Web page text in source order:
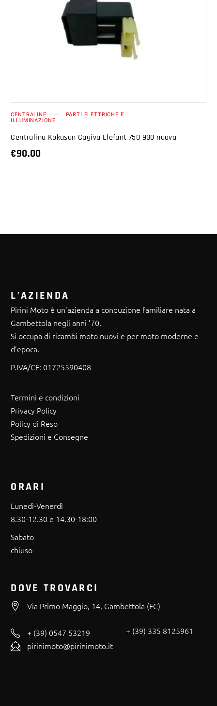
AGGIUNGI AL CARRELLO
CENTRALINE PARTI ELETTRICHE E
ILLUMINAZIONE
Centralina Kokusan Cagiva Elefant 750 900 nuova
€90.00
L’AZIENDA
Pirini Moto è un’azienda a conduzione familiare nata a
Gambettola negli anni ’70.
Si occupa di ricambi moto nuovi e per moto moderne e
d’epoca.
P.IVA/CF: 01725590408
Termini e condizioni
Privacy Policy
Policy di Reso
Spedizioni e Consegne
ORARI
Lunedì-Venerdì
8.30-12.30 e 14.30-18:00
Sabato
chiuso
DOVE TROVARCI
Via Primo Maggio, 14, Gambettola (FC)
+ (39) 0547 53219
+ (39) 335 8125961
pirinimoto@pirinimoto.it